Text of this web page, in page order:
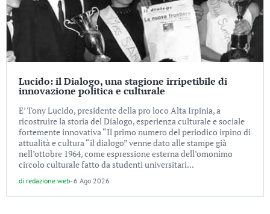
Lucido: il Dialogo, una stagione irripetibile di
innovazione politica e culturale
E’ Tony Lucido, presidente della pro loco Alta Irpinia, a
ricostruire la storia del Dialogo, esperienza culturale e sociale
fortemente innovativa “Il primo numero del periodico irpino di
attualità e cultura “il dialogo” venne dato alle stampe già
nell’ottobre 1964, come espressione esterna dell’omonimo
circolo culturale fatto da studenti universitari...
di redazione web-6 Ago 2026